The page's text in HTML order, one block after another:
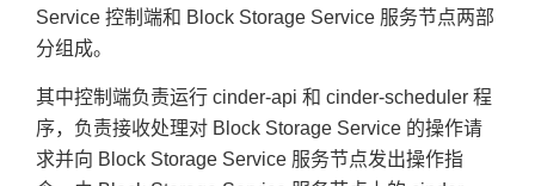
Service 控制端和 Block Storage Service 服务节点两部
分组成。
其中控制端负责运行 cinder-api 和 cinder-scheduler 程
序，负责接收处理对 Block Storage Service 的操作请
求并向 Block Storage Service 服务节点发出操作指